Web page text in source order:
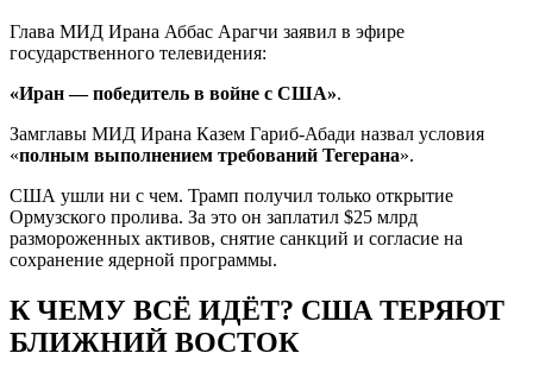
Глава МИД Ирана Аббас Арагчи заявил в эфире
государственного телевидения:
«Иран — победитель в войне с США».
Замглавы МИД Ирана Казем Гариб-Абади назвал условия
«полным выполнением требований Тегерана».
США ушли ни с чем. Трамп получил только открытие
Ормузского пролива. За это он заплатил $25 млрд
размороженных активов, снятие санкций и согласие на
сохранение ядерной программы.
К ЧЕМУ ВСЁ ИДЁТ? США ТЕРЯЮТ
БЛИЖНИЙ ВОСТОК